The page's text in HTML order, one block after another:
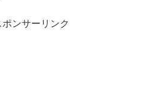
ポンサーリンク